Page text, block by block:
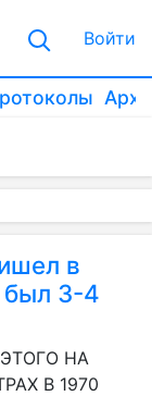
Войти
в
3-4
НА
В 1970